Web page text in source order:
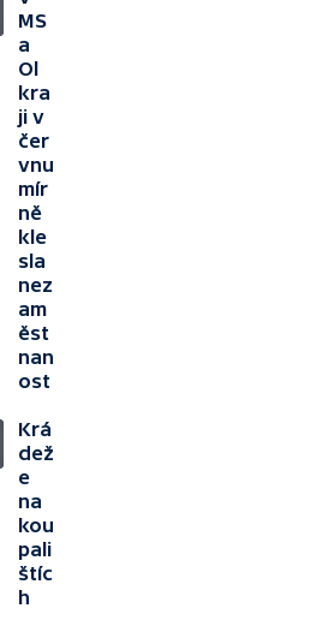
MS
a
Ol
kra
ji v
čer
vnu
mír
ně
kle
sla
nez
am
ěst
nan
ost
Krá
dež
e
na
kou
pali
štíc
h